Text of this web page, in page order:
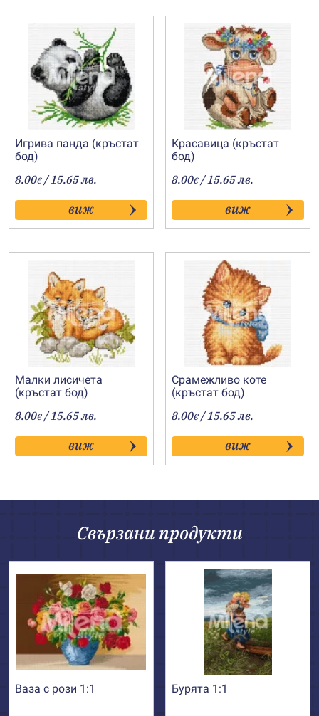
Игрива панда (кръстат
бод)
8.00€ / 15.65 лв.
виж
Красавица (кръстат
бод)
8.00€ / 15.65 лв.
виж
Малки лисичета
(кръстат бод)
8.00€ / 15.65 лв.
виж
Срамежливо коте
(кръстат бод)
8.00€ / 15.65 лв.
виж
Свързани продукти
Ваза с рози 1:1 Бурята 1:1